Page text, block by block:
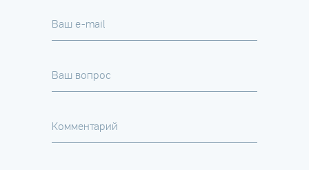
Ваш e-mail
Ваш вопрос
Комментарий